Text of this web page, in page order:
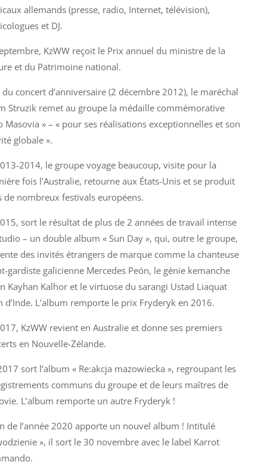
allemands (presse, radio, Internet, télévision),
et DJ.
KzWW reçoit le Prix annuel du ministre de la
et du Patrimoine national.
concert d’anniversaire (2 décembre 2012), le maréchal
Struzik remet au groupe la médaille commémorative
Masovia » – « pour ses réalisations exceptionnelles et son
globale ».
2014, le groupe voyage beaucoup, visite pour la
fois l’Australie, retourne aux États-Unis et se produit
de nombreux festivals européens.
sort le résultat de plus de 2 années de travail intense
– un double album « Sun Day », qui, outre le groupe,
des invités étrangers de marque comme la chanteuse
gardiste galicienne Mercedes Peón, le génie kemanche
Kayhan Kalhor et le virtuose du sarangi Ustad Liaquat
d’Inde. L’album remporte le prix Fryderyk en 2016.
KzWW revient en Australie et donne ses premiers
en Nouvelle-Zélande.
sort l’album « Re:akcja mazowiecka », regroupant les
communs du groupe et de leurs maîtres de
L’album remporte un autre Fryderyk !
de l’année 2020 apporte un nouvel album ! Intitulé
», il sort le 30 novembre avec le label Karrot